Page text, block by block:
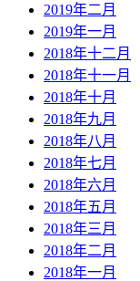
2019年二月
2019年一月
2018年十二月
2018年十一月
2018年十月
2018年九月
2018年八月
2018年七月
2018年六月
2018年五月
2018年三月
2018年二月
2018年一月